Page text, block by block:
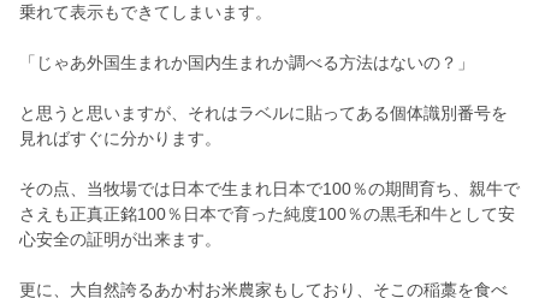
乗れて表示もできてしまいます。
「じゃあ外国生まれか国内生まれか調べる方法はないの？」
と思うと思いますが、それはラベルに貼ってある個体識別番号を
見ればすぐに分かります。
その点、当牧場では日本で生まれ日本で100％の期間育ち、親牛で
さえも正真正銘100％日本で育った純度100％の黒毛和牛として安
心安全の証明が出来ます。
更に、大自然誇るあか村お米農家もしており、そこの稲藁を食べ